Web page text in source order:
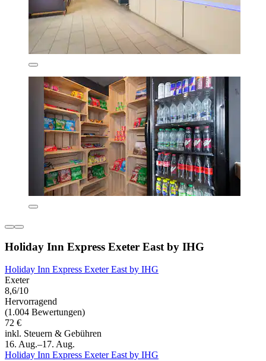
Holiday Inn Express Exeter East by IHG
Holiday Inn Express Exeter East by IHG
Exeter
8,6/10
Hervorragend
(1.004 Bewertungen)
72 €
inkl. Steuern & Gebühren
16. Aug.–17. Aug.
Holiday Inn Express Exeter East by IHG